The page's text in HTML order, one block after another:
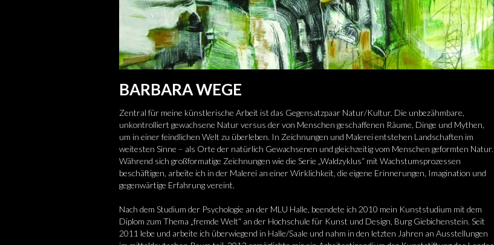
BARBARA WEGE
Zentral für meine künstlerische Arbeit ist das Gegensatzpaar Natur/Kultur. Die unbezähmbare,
unkontrolliert gewachsene Natur versus der von Menschen geschaffenen Räume, Dinge und Mythen,
um in einer feindlichen Welt zu überleben. In Zeichnungen und Malerei entstehen Landschaften im
weitesten Sinne – als Orte der natürlich Gewachsenen und gleichzeitig vom Menschen geformten Natur.
Während sich großformatige Zeichnungen wie die Serie „Waldzyklus“ mit Wachstumsprozessen
beschäftigen, arbeite ich in der Malerei an einer Wirklichkeit, die eigene Erinnerungen, Imagination und
gegenwärtige Erfahrung vereint.
Nach dem Studium der Psychologie an der MLU Halle, beendete ich 2010 mein Kunststudium mit dem
Diplom zum Thema „fremde Welt“ an der Hochschule für Kunst und Design, Burg Giebichenstein. Seit
2011 lebe und arbeite ich überwiegend in Halle/Saale und nahm in den letzten Jahren an Ausstellungen